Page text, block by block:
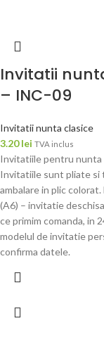
Invitatii
– INC-09
Invitatii nunta clasice
3.20lei TVA inclus
Invitatiile pentru nunta
Invitatiile sunt pliate si
ambalare in plic
(A6) – invitatie
ce primim comanda, in
modelul de invitatie
confirma datele.